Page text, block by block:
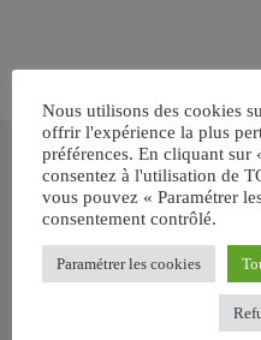
Inscrivez-vous
recevoir votre
Vous voulez savoir comment
avec le BARF ? Inscrivez-
GRATUIT SUR LE BARF EN
Nous utilisons des cookies
offrir l'expérience la plus
préférences. En cliquant sur
consentez à l'utilisation de
vous pouvez « Paramétrer
consentement contrôlé.
Paramétrer les cookies